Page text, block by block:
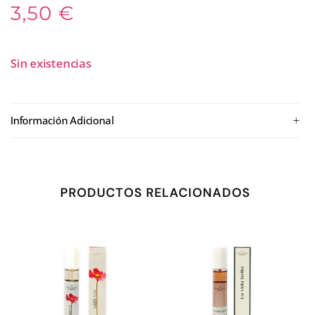
3,50 €
Sin existencias
Información Adicional +
PRODUCTOS RELACIONADOS